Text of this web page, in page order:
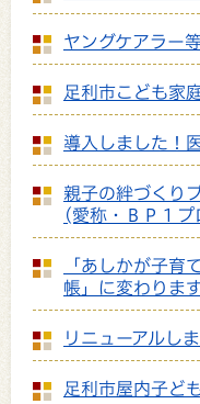
ヤングケアラー
足利市こども家
導入しました！
親子の絆づくり
(愛称・ＢＰ１プ
「あしかが子育
帳」に変わりま
リニューアルし
足利市屋内子ど